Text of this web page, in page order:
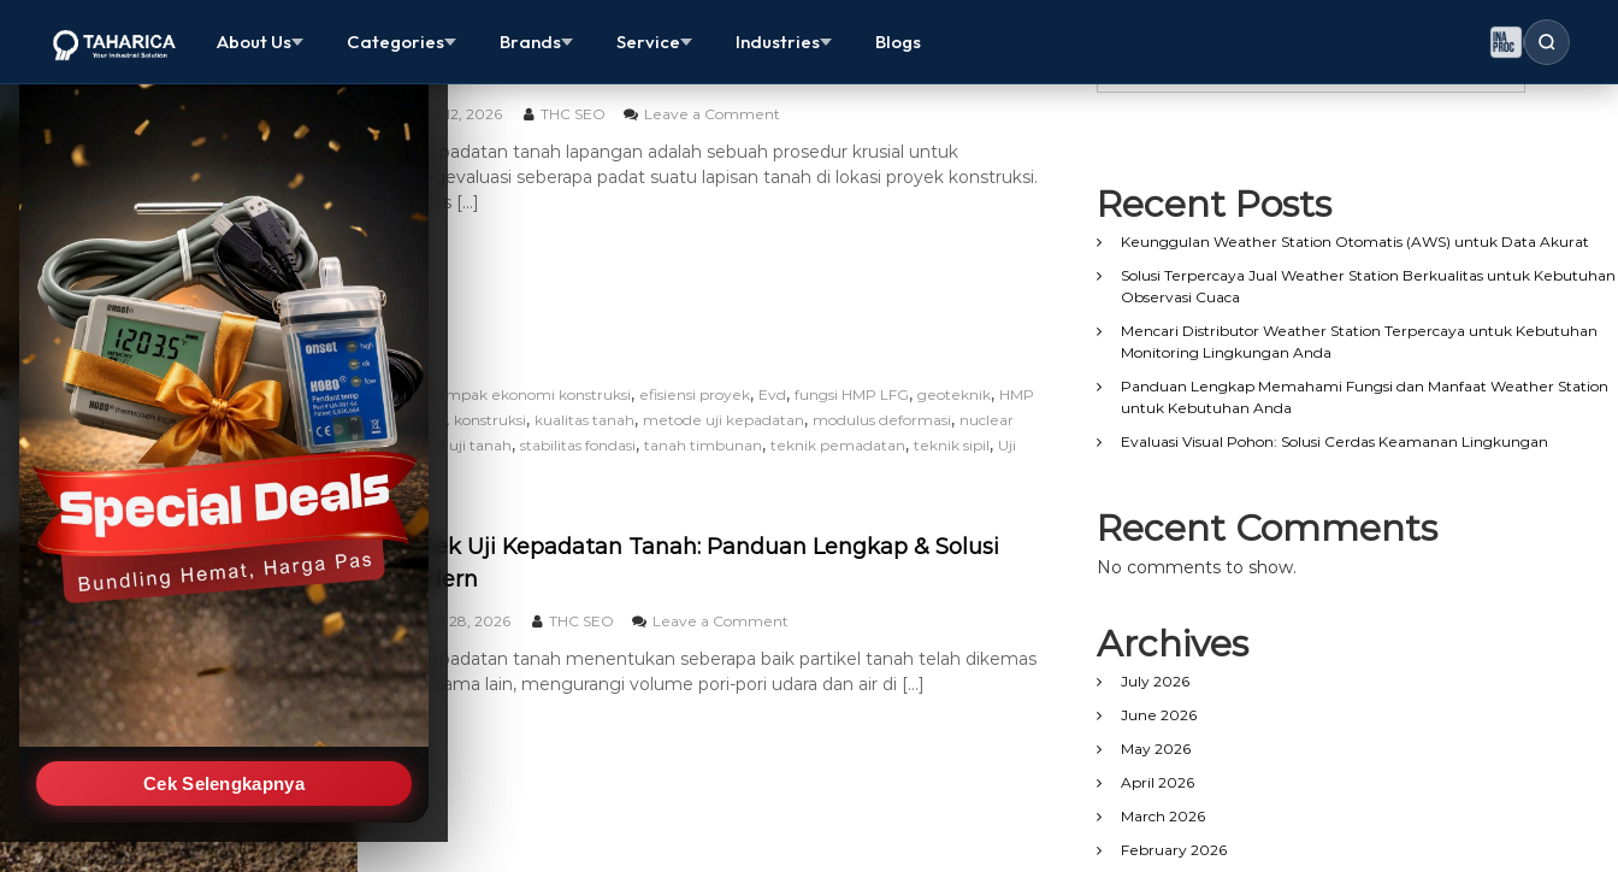
Cek Selengkapnya
About Us Categories Brands Service Industries Blogs
Uji Kepadatan Tanah Lapangan – Langkah Penting
May 12, 2026 THC SEO Leave a Comment
Uji kepadatan tanah lapangan adalah sebuah prosedur krusial untuk
mengevaluasi seberapa padat suatu lapisan tanah di lokasi proyek konstruksi.
Proses […]
Artikel alat digital non-nuklir ,alat uji kepadatan dampak ekonomi konstruksi, efisiensi proyek, Evd, fungsi HMP LFG, geoteknik, HMP
LFG ,kadar air optimum,keamanan proyek,kepadatan tanah , konstruksi, kualitas tanah, metode uji kepadatan, modulus deformasi, nuclear
density gauge, rekomendasi alat konstruksi,Sand Cone , solusi uji tanah, stabilitas fondasi, tanah timbunan, teknik pemadatan, teknik sipil, Uji
kepadatan tanah lapangan
Aspek Uji Kepadatan Tanah: Panduan Lengkap & Solusi
Modern
April 28, 2026 THC SEO Leave a Comment
Uji kepadatan tanah menentukan seberapa baik partikel tanah telah dikemas
satu sama lain, mengurangi volume pori-pori udara dan air di […]
Search
Recent Posts
Keunggulan Weather Station Otomatis (AWS) untuk Data Akurat
Solusi Terpercaya Jual Weather Station Berkualitas untuk Kebutuhan
Observasi Cuaca
Mencari Distributor Weather Station Terpercaya untuk Kebutuhan
Monitoring Lingkungan Anda
Panduan Lengkap Memahami Fungsi dan Manfaat Weather Station
untuk Kebutuhan Anda
Evaluasi Visual Pohon: Solusi Cerdas Keamanan Lingkungan
Recent Comments
No comments to show.
Archives
July 2026
June 2026
May 2026
April 2026
March 2026
February 2026